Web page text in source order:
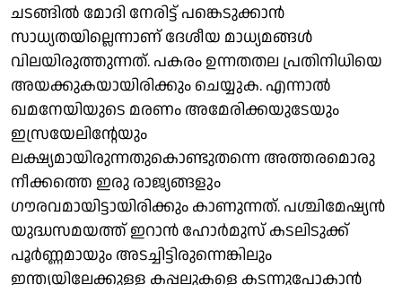
ചടങ്ങിൽ മോദി നേരിട്ട് പങ്കെടുക്കാൻ
സാധ്യതയില്ലെന്നാണ് ദേശീയ മാധ്യമങ്ങൾ
വിലയിരുത്തുന്നത്. പകരം ഉന്നതതല പ്രതിനിധിയെ
അയക്കുകയായിരിക്കും ചെയ്യുക. എന്നാൽ
ഖമനേയിയുടെ മരണം അമേരിക്കയുടേയും
ഇസ്രയേലിന്റേയും
ലക്ഷ്യമായിരുന്നതുകൊണ്ടുതന്നെ അത്തരമൊരു
നീക്കത്തെ ഇരു രാജ്യങ്ങളും ​
ഗൗരവമായിട്ടായിരിക്കും കാണുന്നത്. പശ്ചിമേഷ്യൻ
യുദ്ധസമയത്ത് ഇറാൻ ഹോർമുസ് കടലിടുക്ക്
പൂർണ്ണമായും അടച്ചിട്ടിരുന്നെങ്കിലും
ഇന്ത്യയിലേക്കുള്ള കപ്പലുകളെ കടന്നുപോകാൻ